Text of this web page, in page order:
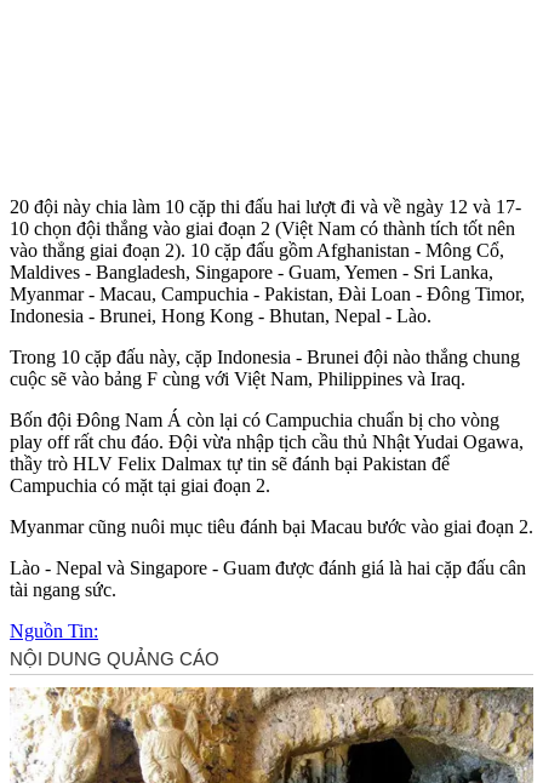
20 đội này chia làm 10 cặp thi đấu hai lượt đi và về ngày 12 và 17-
10 chọn đội thắng vào giai đoạn 2 (Việt Nam có thành tích tốt nên
vào thẳng giai đoạn 2). 10 cặp đấu gồm Afghanistan - Mông Cổ,
Maldives - Bangladesh, Singapore - Guam, Yemen - Sri Lanka,
Myanmar - Macau, Campuchia - Pakistan, Đài Loan - Đông Timor,
Indonesia - Brunei, Hong Kong - Bhutan, Nepal - Lào.
Trong 10 cặp đấu này, cặp Indonesia - Brunei đội nào thắng chung
cuộc sẽ vào bảng F cùng với Việt Nam, Philippines và Iraq.
Bốn đội Đông Nam Á còn lại có Campuchia chuẩn bị cho vòng
play off rất chu đáo. Đội vừa nhập tịch cầu thủ Nhật Yudai Ogawa,
thầy trò HLV Felix Dalmax tự tin sẽ đánh bại Pakistan để
Campuchia có mặt tại giai đoạn 2.
Myanmar cũng nuôi mục tiêu đánh bại Macau bước vào giai đoạn 2.
Lào - Nepal và Singapore - Guam được đánh giá là hai cặp đấu cân
tài ngang sức.
Nguồn Tin: